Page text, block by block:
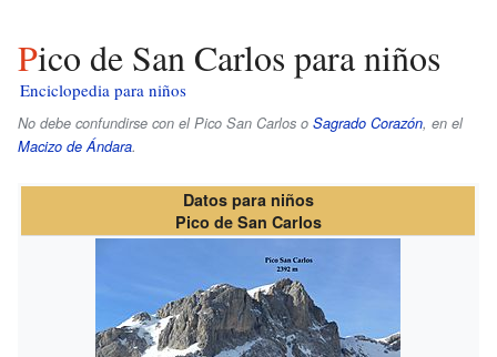
Pico de San Carlos para niños
Enciclopedia para niños
No debe confundirse con el Pico San Carlos o Sagrado Corazón, en el
Macizo de Ándara.
Datos para niños
Pico de San Carlos